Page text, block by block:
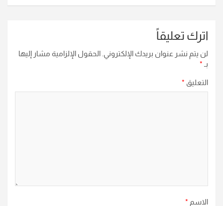
اترك تعليقاً
لن يتم نشر عنوان بريدك الإلكتروني. الحقول الإلزامية مشار إليها
بـ *
التعليق *
الاسم *